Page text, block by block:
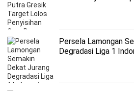
Persela Lamongan
Degradasi Liga 1